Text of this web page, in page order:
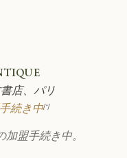
店、パリ
続き中[*]
盟手続き中。